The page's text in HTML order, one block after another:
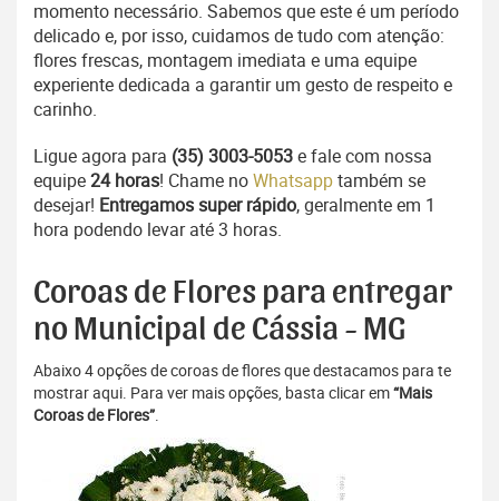
momento necessário. Sabemos que este é um período
delicado e, por isso, cuidamos de tudo com atenção:
flores frescas, montagem imediata e uma equipe
experiente dedicada a garantir um gesto de respeito e
carinho.
Ligue agora para (35) 3003-5053e fale com nossa
equipe24 horas! Chame noWhatsapptambém se
desejar! Entregamos super rápido, geralmente em 1
hora podendo levar até 3 horas.
Coroas de Flores para entregar
no Municipal de Cássia - MG
Abaixo 4 opções de coroas de flores que destacamos para te
mostrar aqui. Para ver mais opções, basta clicar em“Mais
Coroas de Flores”.